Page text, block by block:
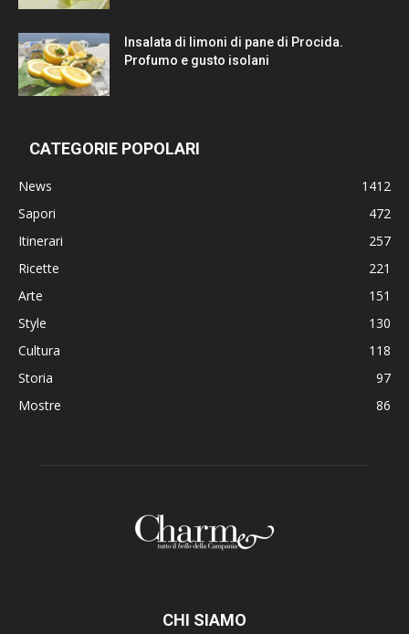
Insalata di limoni di pane di Procida.
Profumo e gusto isolani
CATEGORIE POPOLARI
News
1412
Sapori
472
Itinerari
257
Ricette
221
Arte
151
Style
130
Cultura
118
Storia
97
Mostre
86
CHI SIAMO